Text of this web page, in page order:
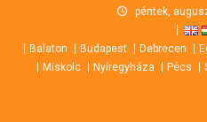
content
péntek,
Balaton Budapest Debrecen
Miskolc
Nyíregyháza Pécs